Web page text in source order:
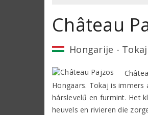
Château
Hongarije - Tokaj
Hongaars. Tokaj is
hárslevelű en furmint. Het
heuvels en rivieren die